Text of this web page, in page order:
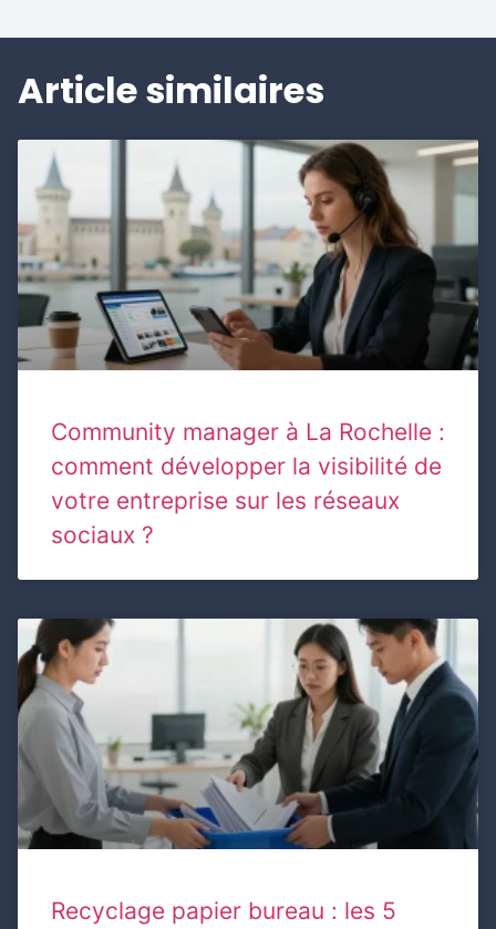
Article similaires
Community manager à La Rochelle :
comment développer la visibilité de
votre entreprise sur les réseaux
sociaux ?
Recyclage papier bureau : les 5